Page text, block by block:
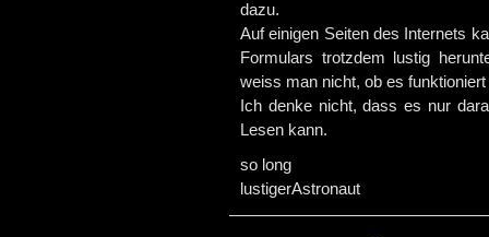
dazu.
Auf einigen Seiten des Internets
Formulars trotzdem lustig
weiss man nicht, ob es
Ich denke nicht, dass es nur
Lesen kann.
so long
lustigerAstronaut